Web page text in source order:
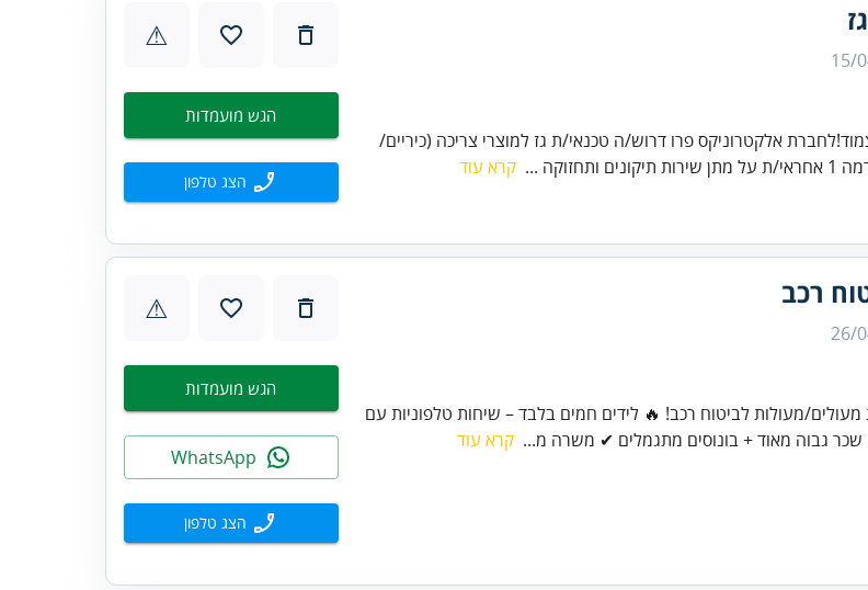
15/
אלקטרוניקס פרו דרוש/ה טכנאי/ת גז למוצרי צריכה (כיריים/
...
קרא עוד
⚠
הגש מועמדות
הצג טלפון
רכב
26/
מעולים/מעולות לביטוח רכב! 🔥 לידים חמים בלבד – שיחות טלפוניות עם
שכר גבוה מאוד + בונוסים מתגמלים ✔ משרה מ... קרא עוד
⚠
הגש מועמדות
הצג טלפון